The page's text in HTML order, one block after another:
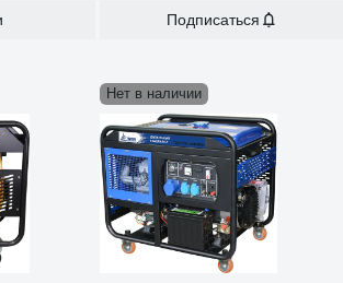
ПОЖ АД-10С-Т400-2РКМ5
Подписаться
Нет в наличии